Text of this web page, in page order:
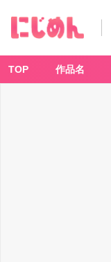
TOP 作品名